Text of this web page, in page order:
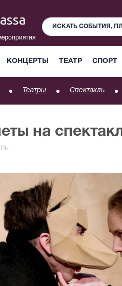
КОНЦЕРТЫ ТЕАТР СПОРТ
Театры Спектакль
на